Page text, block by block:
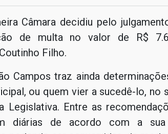
Câmara decidiu pelo
de multa no valor de R$
Filho.
Campos traz ainda
ou quem vier a sucedê-lo, no
Legislativa. Entre as
diárias de acordo com a sua